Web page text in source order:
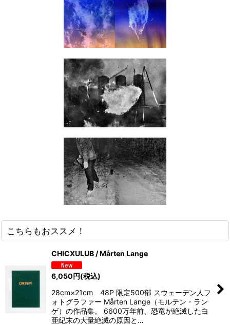
こちらもおススメ！
CHICXULUB / Mårten Lange
6,050円(税込)
28cm×21cm 48P 限定500部 スウェーデン人フ
ォトグラファー Mårten Lange（モルテン・ラン
ゲ）の作品集。 6600万年前、恐竜が絶滅した白
亜紀末の大量絶滅の原因と…